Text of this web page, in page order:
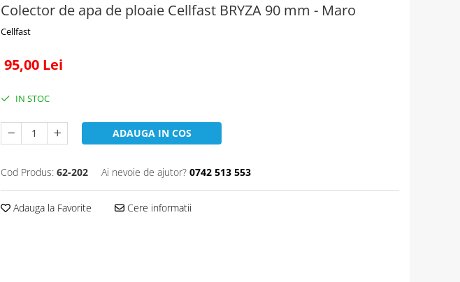
Colector de apa de ploaie Cellfast BRYZA 90 mm - Maro
Cellfast
95,00 Lei
IN STOC
ADAUGA IN COS
Cod Produs: 62-202 Ai nevoie de ajutor? 0742 513 553
Adauga la Favorite Cere informatii